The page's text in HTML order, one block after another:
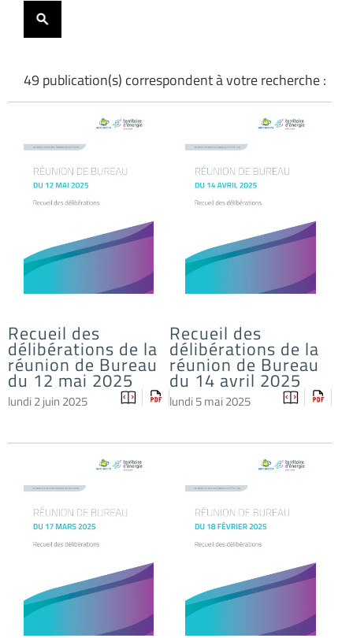
49 publication(s) correspondent à votre recherche :
Recueil des
délibérations de la
réunion de Bureau
du 12 mai 2025
lundi 2 juin 2025
Recueil des
délibérations de la
réunion de Bureau
du 14 avril 2025
lundi 5 mai 2025